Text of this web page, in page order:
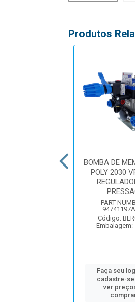
Produtos
BOMBA DE
POLY 2030
PART
Código:
Embalagem:
Faça seu
cadastre-
ver